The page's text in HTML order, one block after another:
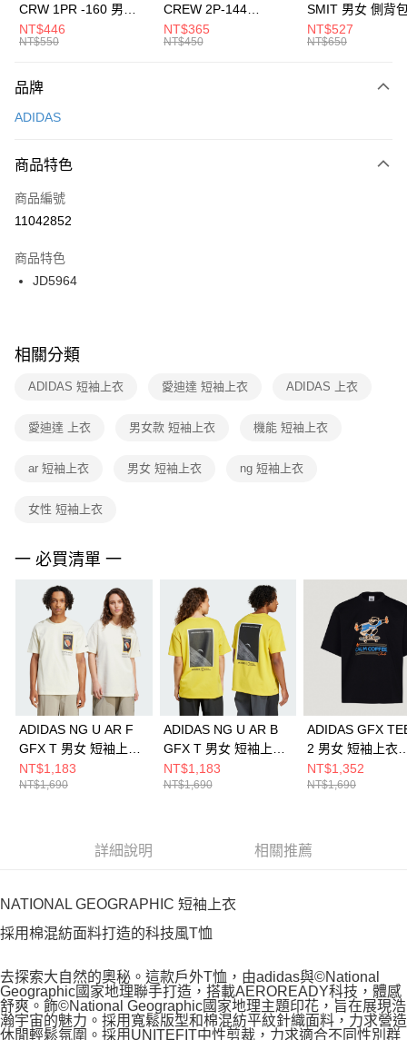
元大商業銀行
台灣樂天信用卡公司
全盈+PAY
AFTEE先享後付
【關於「AFTEE先享後付」】
便利好安心！
３．安心：先確認商品／服務後，再付款。
【「AFTEE先享後付」結帳流程】
１．於結帳方式選擇「AFTEE先享後付」後，將跳轉至「AFTEE先享後付」
２．訂單成立數日內，您將收到繳費通知簡訊。
３．收到繳費通知簡訊後14天內，點擊此簡訊中的連結，可透過四大超商／
ATM／網路銀行／等多元方式進行付款，方視為交易完成。
※ 交易是否成功請以「AFTEE先享後付 」之結帳頁面顯示為準，若有關於
是否繳費成功／繳費後需取消欲退款等相關疑問，請聯繫「AFTEE先享後付
客戶支援中心」https://netprotections.freshdesk.com/support/home
１．透過由恩沛科技股份有限公司提供之「AFTEE先享後付」服務完成之交
權轉讓予恩沛科技股份有限公司。
３．未成年的使用者請事先徵得法定代理人或監護人之同意方可使用
４．使用「AFTEE先享後付」時，將依據個別帳號之用戶狀況，依本公司即
時審查核予不同之上限額度；若仍有額度不足之情形，本公司將視審查結果
請求用戶進行身份認證。
５．嚴禁一人註冊多個帳號或使用他人資訊註冊。若發現惡意使用之情形，
恩沛科技股份有限公司將有權停止該用戶之使用額度並採取法律行動。
運送方式
每筆NT$100，滿NT$1,500(含以上)免運費
宅配
每筆NT$100，滿NT$1,500(含以上)免運費
付款後門市自取
每筆NT$100，滿NT$1,500(含以上)免運費
CRW 1PR -160 男女
中統襪 FZ3393100
NT$446
NT$550
CREW 2P-144
EMBRDY 男女 短統襪
FZ3073133
NT$365
NT$450
SMIT 男女 側背
BA5871010
NT$527
NT$650
品牌
ADIDAS
商品特色
商品編號
11042852
商品特色
JD5964
相關分類
ADIDAS 短袖上衣 愛迪達 短袖上衣 ADIDAS 上衣
愛迪達 上衣 男女款 短袖上衣 機能 短袖上衣
ar 短袖上衣 男女 短袖上衣 ng 短袖上衣
女性 短袖上衣
一 必買清單 一
ADIDAS NG U AR F
GFX T 男女 短袖上衣
JD5962
NT$1,183
NT$1,690
ADIDAS NG U AR B
GFX T 男女 短袖上衣
JD5955
NT$1,183
NT$1,690
ADIDAS GFX
2 男女 短袖上衣
KY5739
NT$1,352
NT$1,690
詳細說明 相關推薦
NATIONAL GEOGRAPHIC 短袖上衣
採用棉混紡面料打造的科技風T恤
去探索大自然的奧秘。這款戶外T恤，由adidas與©National
Geographic國家地理聯手打造，搭載AEROREADY科技，體感
舒爽。飾©National Geographic國家地理主題印花，旨在展現浩
瀚宇宙的魅力。採用寬鬆版型和棉混紡平紋針織面料，力求營造
休閒輕鬆氛圍。採用UNITEFIT中性剪裁，力求適合不同性別群